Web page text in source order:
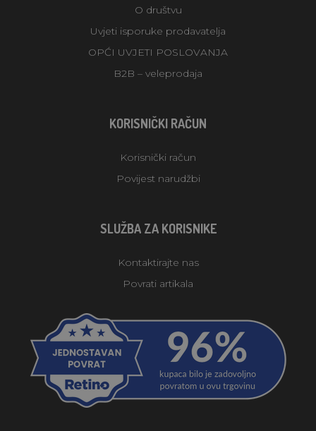
O društvu
Uvjeti isporuke prodavatelja
OPĆI UVJETI POSLOVANJA
B2B – veleprodaja
KORISNIČKI RAČUN
Korisnički račun
Povijest narudžbi
SLUŽBA ZA KORISNIKE
Kontaktirajte nas
Povrati artikala